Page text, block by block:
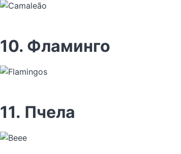
10. Фламинго
11. Пчела